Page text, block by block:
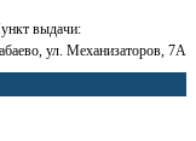
выдачи:
ул. Механизаторов, 7А